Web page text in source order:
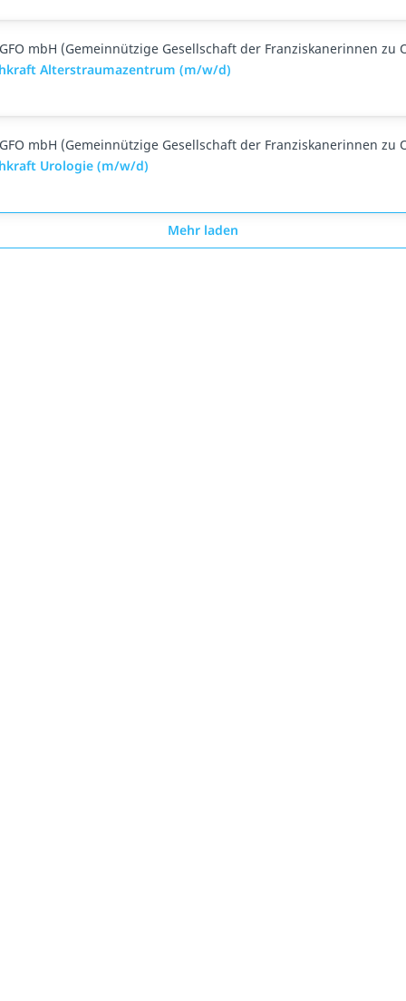
GFO mbH (Gemeinnützige Gesellschaft der Franziskanerinnen zu
Alterstraumazentrum (m/w/d)
GFO mbH (Gemeinnützige Gesellschaft der Franziskanerinnen zu
Urologie (m/w/d)
Mehr laden